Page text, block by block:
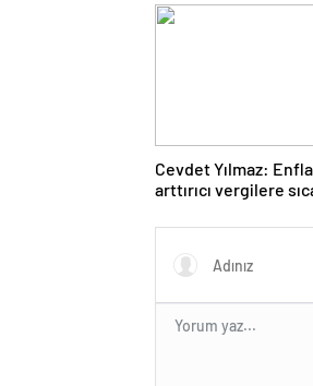
Cevdet Yılmaz:
arttırıcı vergilere